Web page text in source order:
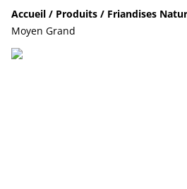
Accueil / Produits / Friandises
Moyen Grand